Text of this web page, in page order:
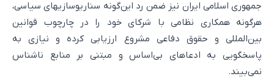
جمهوری اسلامی ایران نیز ضمن رد این‌گونه سناریوسازیهای سیاسی،
هرگونه همکاری نظامی با شرکای خود را در چارچوب قوانین
بین‌المللی و حقوق دفاعی مشروع ارزیابی کرده و نیازی به
پاسخگویی به ادعاهای بی‌اساس و مبتنی بر منابع ناشناس
نمی‌بیند.